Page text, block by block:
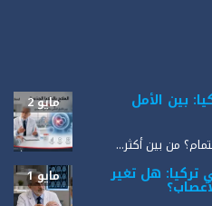
بين الأمل
مايو 2
من بين أكثر...
تركيا: هل تغير
مايو 1